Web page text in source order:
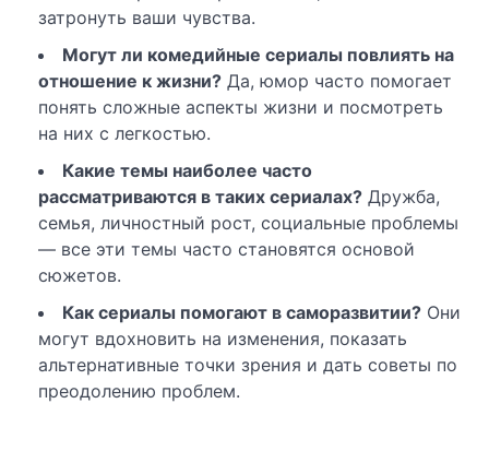
затронуть ваши чувства.
Могут ли комедийные сериалы повлиять на
отношение к жизни? Да, юмор часто помогает
понять сложные аспекты жизни и посмотреть
на них с легкостью.
Какие темы наиболее часто
рассматриваются в таких сериалах? Дружба,
семья, личностный рост, социальные проблемы
— все эти темы часто становятся основой
сюжетов.
Как сериалы помогают в саморазвитии? Они
могут вдохновить на изменения, показать
альтернативные точки зрения и дать советы по
преодолению проблем.